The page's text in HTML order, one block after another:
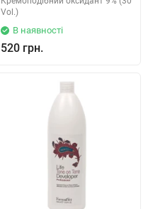
Vol.)
В наявності
520 грн.